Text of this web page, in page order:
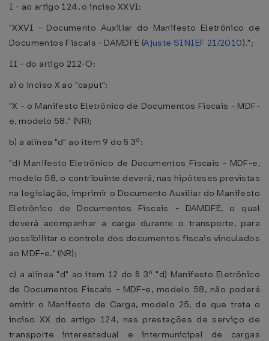
I - ao artigo 124, o inciso XXVI:
"XXVI - Documento Auxiliar do Manifesto Eletrônico de
Documentos Fiscais - DAMDFE (Ajuste SINIEF 21/2010).";
II - do artigo 212-O:
a) o inciso X ao "caput":
"X - o Manifesto Eletrônico de Documentos Fiscais - MDF-
e, modelo 58." (NR);
b) a alínea "d" ao item 9 do § 3º:
"d) Manifesto Eletrônico de Documentos Fiscais - MDF-e,
modelo 58, o contribuinte deverá, nas hipóteses previstas
na legislação, imprimir o Documento Auxiliar do Manifesto
Eletrônico de Documentos Fiscais - DAMDFE, o qual
deverá acompanhar a carga durante o transporte, para
possibilitar o controle dos documentos fiscais vinculados
ao MDF-e." (NR);
c) a alínea "d" ao item 12 do § 3º "d) Manifesto Eletrônico
de Documentos Fiscais - MDF-e, modelo 58, não poderá
emitir o Manifesto de Carga, modelo 25, de que trata o
inciso XX do artigo 124, nas prestações de serviço de
transporte interestadual e intermunicipal de cargas